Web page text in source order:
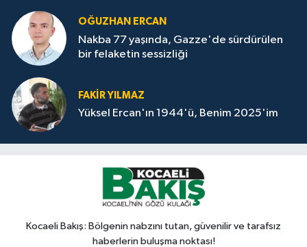
OĞUZHAN ERCAN
Nakba 77 yaşında, Gazze'de sürdürülen
bir felaketin sessizliği
FAKİR YILMAZ
Yüksel Ercan'ın 1944'ü, Benim 2025'im
Kocaeli Bakış: Bölgenin nabzını tutan, güvenilir ve tarafsız
haberlerin buluşma noktası!